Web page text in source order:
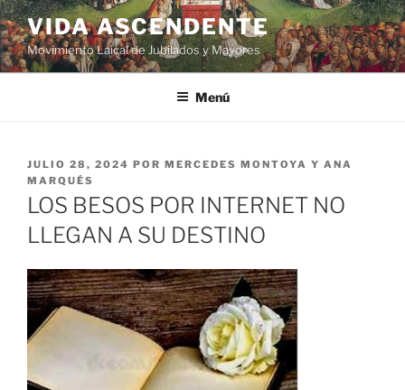
VIDA ASCENDENTE
Movimiento Laical de Jubilados y Mayores
Menú
JULIO 28, 2024 POR MERCEDES MONTOYA Y ANA
MARQUÉS
LOS BESOS POR INTERNET NO
LLEGAN A SU DESTINO